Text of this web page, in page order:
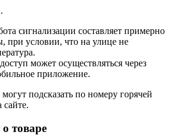
сигнализации составляет примерно
при условии, что на улице не
может осуществляться через
приложение.
подсказать по номеру горячей
товаре